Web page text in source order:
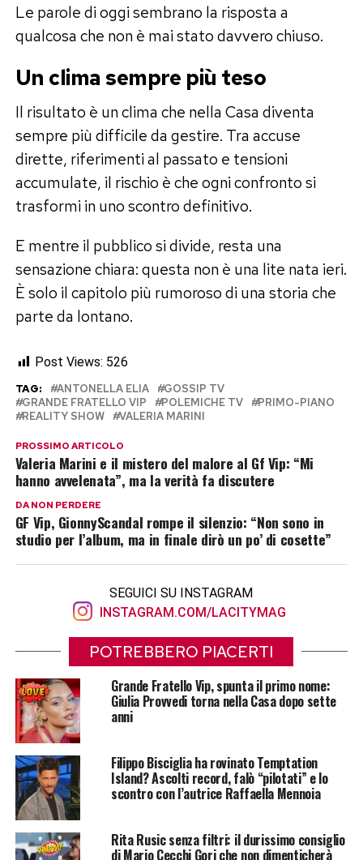
Le parole di oggi sembrano la risposta a
qualcosa che non è mai stato davvero chiuso.
Un clima sempre più teso
Il risultato è un clima che nella Casa diventa
sempre più difficile da gestire. Tra accuse
dirette, riferimenti al passato e tensioni
accumulate, il rischio è che ogni confronto si
trasformi in uno scontro definitivo.
E mentre il pubblico si divide, resta una
sensazione chiara: questa non è una lite nata ieri.
È solo il capitolo più rumoroso di una storia che
parte da lontano.
Post Views: 526
TAG: ANTONELLA ELIA
GOSSIP TV
GRANDE FRATELLO VIP
POLEMICHE TV
PRIMO-PIANO
REALITY SHOW
VALERIA MARINI
PROSSIMO ARTICOLO
Valeria Marini e il mistero del malore al Gf Vip: “Mi
hanno avvelenata”, ma la verità fa discutere
DA NON PERDERE
GF Vip, GionnyScandal rompe il silenzio: “Non sono in
studio per l’album, ma in finale dirò un po’ di cosette”
SEGUICI SU INSTAGRAM
INSTAGRAM.COM/LACITYMAG
POTREBBERO PIACERTI
Grande Fratello Vip, spunta il primo nome:
Giulia Provvedi torna nella Casa dopo sette
anni
Filippo Bisciglia ha rovinato Temptation
Island? Ascolti record, falò “pilotati” e lo
scontro con l’autrice Raffaella Mennoia
Rita Rusic senza filtri: il durissimo consiglio
di Mario Cecchi Gori che non dimenticherà